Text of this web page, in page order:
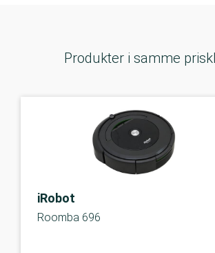
Produkter i samme
iRobot
Roomba 696